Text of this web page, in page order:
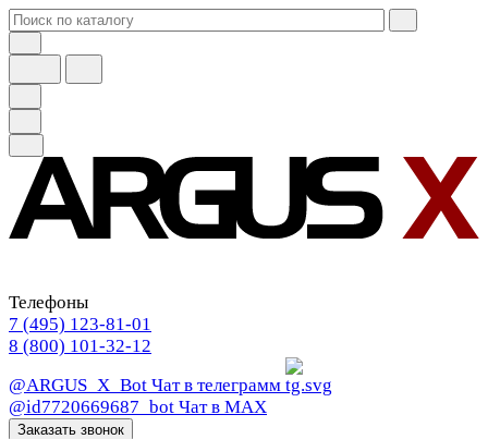
Телефоны
7 (495) 123-81-01
8 (800) 101-32-12
@ARGUS_X_Bot Чат в телеграмм
@id7720669687_bot Чат в МАХ
Заказать звонок